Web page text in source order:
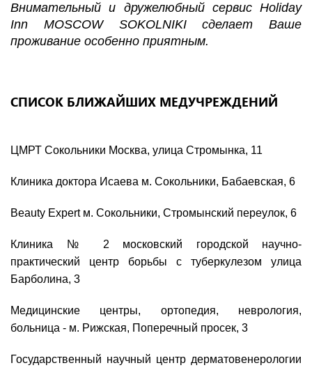
Внимательный и дружелюбный сервис Holiday
Inn MOSCOW SOKOLNIKI сделает Ваше
проживание особенно приятным.
СПИСОК БЛИЖАЙШИХ МЕДУЧРЕЖДЕНИЙ
ЦМРТ Сокольники Москва, улица Стромынка, 11
Клиника доктора Исаева м. Сокольники, Бабаевская, 6
Beauty Expert м. Сокольники, Стромынский переулок, 6
Клиника № 2 московский городской научно-
практический центр борьбы с туберкулезом улица
Барболина, 3
Медицинские центры, ортопедия, неврология,
больница - м. Рижская, Поперечный просек, 3
Государственный научный центр дерматовенерологии